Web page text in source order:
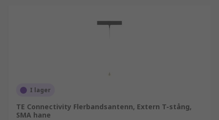
I lager
TE Connectivity Flerbandsantenn, Extern T-stång,
SMA hane